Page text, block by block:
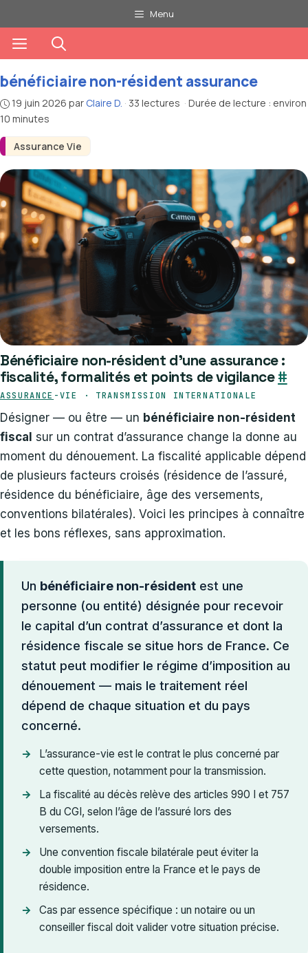
au
contenu
Menu
Menu
Assurance Vie
bénéficiaire non-résident assurance
19 juin 2026 par Claire D. · 33 lectures · Durée de lecture : environ
10 minutes
Bénéficiaire non-résident d’une assurance :
fiscalité, formalités et points de vigilance#
ASSURANCE -VIE · TRANSMISSION INTERNATIONALE
Désigner — ou être — un bénéficiaire non-résident
fiscal sur un contrat d’assurance change la donne au
moment du dénouement. La fiscalité applicable dépend
de plusieurs facteurs croisés (résidence de l’assuré,
résidence du bénéficiaire, âge des versements,
conventions bilatérales). Voici les principes à connaître
et les bons réflexes, sans approximation.
Un bénéficiaire non-résident est une
personne (ou entité) désignée pour recevoir
le capital d’un contrat d’assurance et dont la
résidence fiscale se situe hors de France. Ce
statut peut modifier le régime d’imposition au
dénouement — mais le traitement réel
dépend de chaque situation et du pays
concerné.
L’assurance-vie est le contrat le plus concerné par
cette question, notamment pour la transmission.
La fiscalité au décès relève des articles 990 I et 757
B du CGI, selon l’âge de l’assuré lors des
versements.
Une convention fiscale bilatérale peut éviter la
double imposition entre la France et le pays de
résidence.
Cas par essence spécifique : un notaire ou un
conseiller fiscal doit valider votre situation précise.